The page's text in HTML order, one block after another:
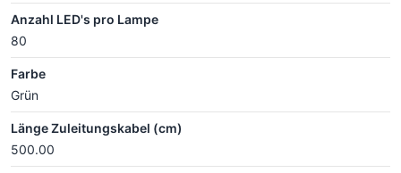
Anzahl LED's pro Lampe
80
Farbe
Grün
Länge Zuleitungskabel (cm)
500.00